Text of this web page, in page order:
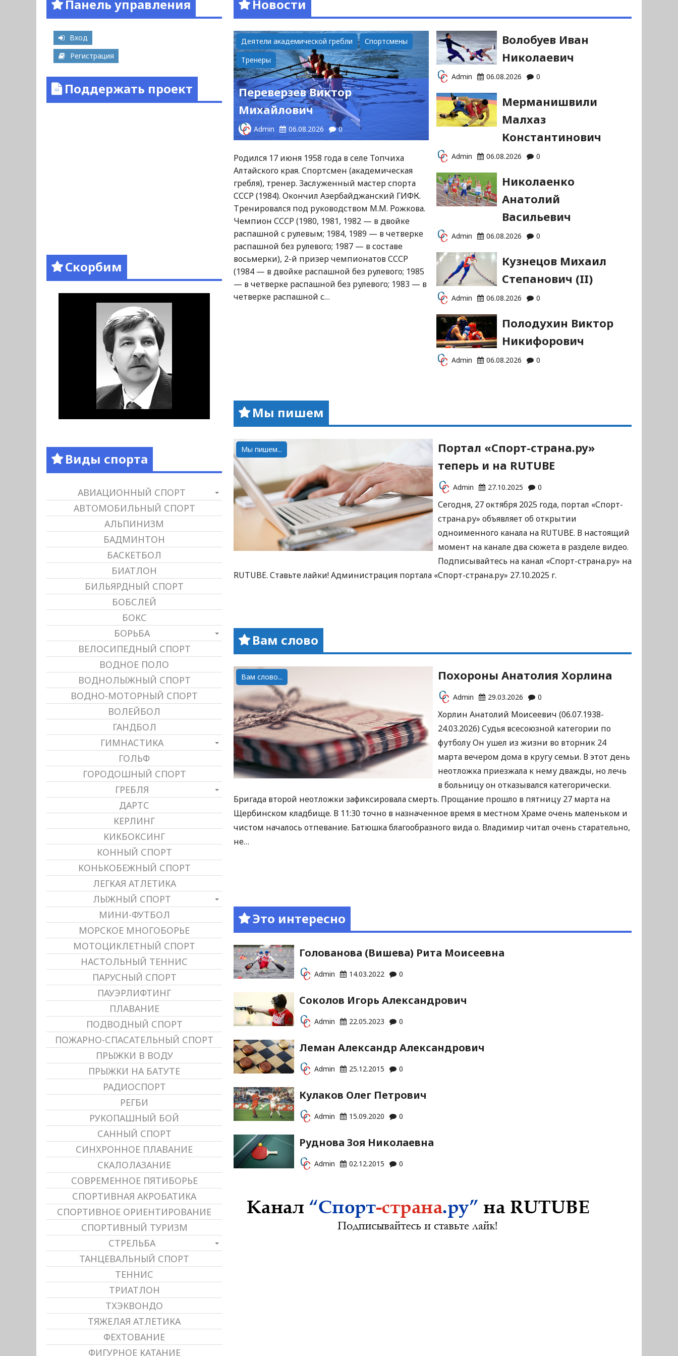
Новости
Деятели академической гребли
Спортсмены
Тренеры
Переверзев Виктор
Михайлович
Admin 06.08.2026 0
Родился 17 июня 1958 года в селе Топчиха
Алтайского края. Спортсмен (академическая
гребля), тренер. Заслуженный мастер спорта
СССР (1984). Окончил Азербайджанский ГИФК.
Тренировался под руководством М.М. Рожкова.
Чемпион СССР (1980, 1981, 1982 — в двойке
распашной с рулевым; 1984, 1989 — в четверке
распашной без рулевого; 1987 — в составе
восьмерки), 2-й призер чемпионатов СССР
(1984 — в двойке распашной без рулевого; 1985
— в четверке распашной без рулевого; 1983 — в
четверке распашной с…
Волобуев Иван
Николаевич
Admin 06.08.2026 0
Мерманишвили
Малхаз
Константинович
Admin 06.08.2026 0
Николаенко
Анатолий
Васильевич
Admin 06.08.2026 0
Кузнецов Михаил
Степанович (II)
Admin 06.08.2026 0
Полодухин Виктор
Никифорович
Admin 06.08.2026 0
Мы пишем
Мы пишем...
Портал «Спорт-страна.ру»
теперь и на RUTUBE
Admin 27.10.2025 0
Сегодня, 27 октября 2025 года, портал «Спорт-
страна.ру» объявляет об открытии
одноименного канала на RUTUBE. В настоящий
момент на канале два сюжета в разделе видео.
Подписывайтесь на канал «Спорт-страна.ру» на
RUTUBE. Ставьте лайки! Администрация портала «Спорт-страна.ру» 27.10.2025 г.
Вам слово
Вам слово... Похороны Анатолия Хорлина
Admin 29.03.2026 0
Хорлин Анатолий Моисеевич (06.07.1938-
24.03.2026) Судья всесоюзной категории по
футболу Он ушел из жизни во вторник 24
марта вечером дома в кругу семьи. В этот день
неотложка приезжала к нему дважды, но лечь
в больницу он отказывался категорически.
Бригада второй неотложки зафиксировала смерть. Прощание прошло в пятницу 27 марта на
Щербинском кладбище. В 11:30 точно в назначенное время в местном Храме очень маленьком и
чистом началось отпевание. Батюшка благообразного вида о. Владимир читал очень старательно,
не…
Это интересно
Голованова (Вишева) Рита Моисеевна
Admin 14.03.2022 0
Соколов Игорь Александрович
Admin 22.05.2023 0
Леман Александр Александрович
Admin 25.12.2015 0
Кулаков Олег Петрович
Admin 15.09.2020 0
Руднова Зоя Николаевна
Admin 02.12.2015 0
Панель управления
Вход
Регистрация
Поддержать проект
Скорбим
Виды спорта
АВИАЦИОННЫЙ СПОРТ
АВТОМОБИЛЬНЫЙ СПОРТ
АЛЬПИНИЗМ
БАДМИНТОН
БАСКЕТБОЛ
БИАТЛОН
БИЛЬЯРДНЫЙ СПОРТ
БОБСЛЕЙ
БОКС
БОРЬБА
ВЕЛОСИПЕДНЫЙ СПОРТ
ВОДНОЕ ПОЛО
ВОДНОЛЫЖНЫЙ СПОРТ
ВОДНО-МОТОРНЫЙ СПОРТ
ВОЛЕЙБОЛ
ГАНДБОЛ
ГИМНАСТИКА
ГОЛЬФ
ГОРОДОШНЫЙ СПОРТ
ГРЕБЛЯ
ДАРТС
КЕРЛИНГ
КИКБОКСИНГ
КОННЫЙ СПОРТ
КОНЬКОБЕЖНЫЙ СПОРТ
ЛЕГКАЯ АТЛЕТИКА
ЛЫЖНЫЙ СПОРТ
МИНИ-ФУТБОЛ
МОРСКОЕ МНОГОБОРЬЕ
МОТОЦИКЛЕТНЫЙ СПОРТ
НАСТОЛЬНЫЙ ТЕННИС
ПАРУСНЫЙ СПОРТ
ПАУЭРЛИФТИНГ
ПЛАВАНИЕ
ПОДВОДНЫЙ СПОРТ
ПОЖАРНО-СПАСАТЕЛЬНЫЙ СПОРТ
ПРЫЖКИ В ВОДУ
ПРЫЖКИ НА БАТУТЕ
РАДИОСПОРТ
РЕГБИ
РУКОПАШНЫЙ БОЙ
САННЫЙ СПОРТ
СИНХРОННОЕ ПЛАВАНИЕ
СКАЛОЛАЗАНИЕ
СОВРЕМЕННОЕ ПЯТИБОРЬЕ
СПОРТИВНАЯ АКРОБАТИКА
СПОРТИВНОЕ ОРИЕНТИРОВАНИЕ
СПОРТИВНЫЙ ТУРИЗМ
СТРЕЛЬБА
ТАНЦЕВАЛЬНЫЙ СПОРТ
ТЕННИС
ТРИАТЛОН
ТХЭКВОНДО
ТЯЖЕЛАЯ АТЛЕТИКА
ФЕХТОВАНИЕ
ФИГУРНОЕ КАТАНИЕ